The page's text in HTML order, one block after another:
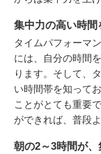
集中力の高い時間
タイムパフォーマ
には、自分の時間
ります。そして、
い時間帯を知って
ことがとても重要
ができれば、普段
朝の2～3時間が